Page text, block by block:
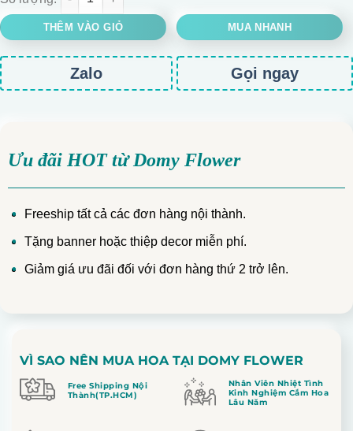
THÊM VÀO GIỎ MUA NHANH
Zalo Gọi ngay
Ưu đãi HOT từ Domy Flower
Freeship tất cả các đơn hàng nội thành.
Tặng banner hoặc thiệp decor miễn phí.
Giảm giá ưu đãi đối với đơn hàng thứ 2 trở lên.
VÌ SAO NÊN MUA HOA TẠI DOMY FLOWER
Free Shipping Nội
Thành(TP.HCM)
Nhân Viên Nhiệt Tình
Kinh Nghiệm Cắm Hoa
Lâu Năm